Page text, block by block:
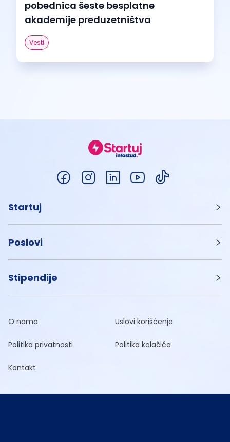
pobednica šeste besplatne
akademije preduzetništva
Vesti
Startuj
Poslovi
Stipendije
O nama Uslovi korišćenja
Politika privatnosti Politika kolačića
Kontakt